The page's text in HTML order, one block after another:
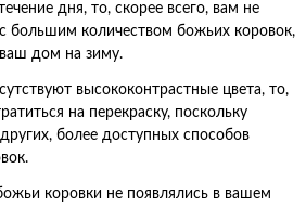
дня, то, скорее всего, вам не
с большим количеством божьих коровок,
дом на зиму.
высококонтрастные цвета, то,
на перекраску, поскольку
более доступных способов
коровки не появлялись в вашем